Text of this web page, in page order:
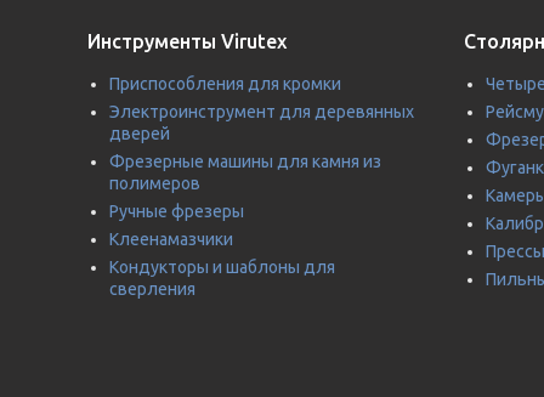
Инструменты Virutex
Приспособления для кромки
Электроинструмент для деревянных
дверей
Фрезерные машины для камня из
полимеров
Ручные фрезеры
Клеенамазчики
Кондукторы и шаблоны для
сверления